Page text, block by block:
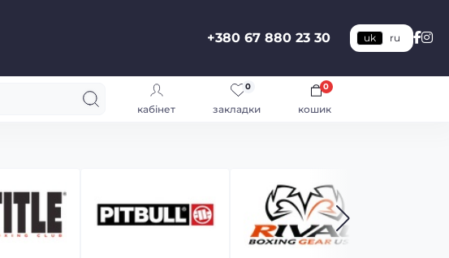
+380 67 880 23 30 uk ru
кабінет закладки
0
кошик
0